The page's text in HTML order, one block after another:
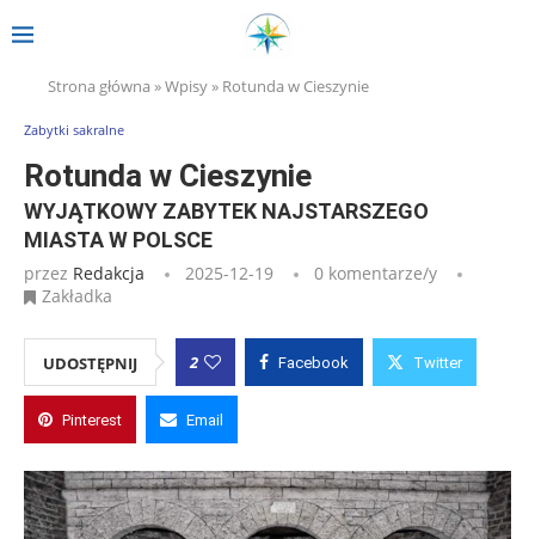
Strona główna »Wpisy» Rotunda w Cieszynie
Zabytki sakralne
Rotunda w Cieszynie
WYJĄTKOWY ZABYTEK NAJSTARSZEGO
MIASTA W POLSCE
przez Redakcja 2025-12-19
0 komentarze/y
Zakładka
UDOSTĘPNIJ 2 Facebook Twitter
Pinterest Email